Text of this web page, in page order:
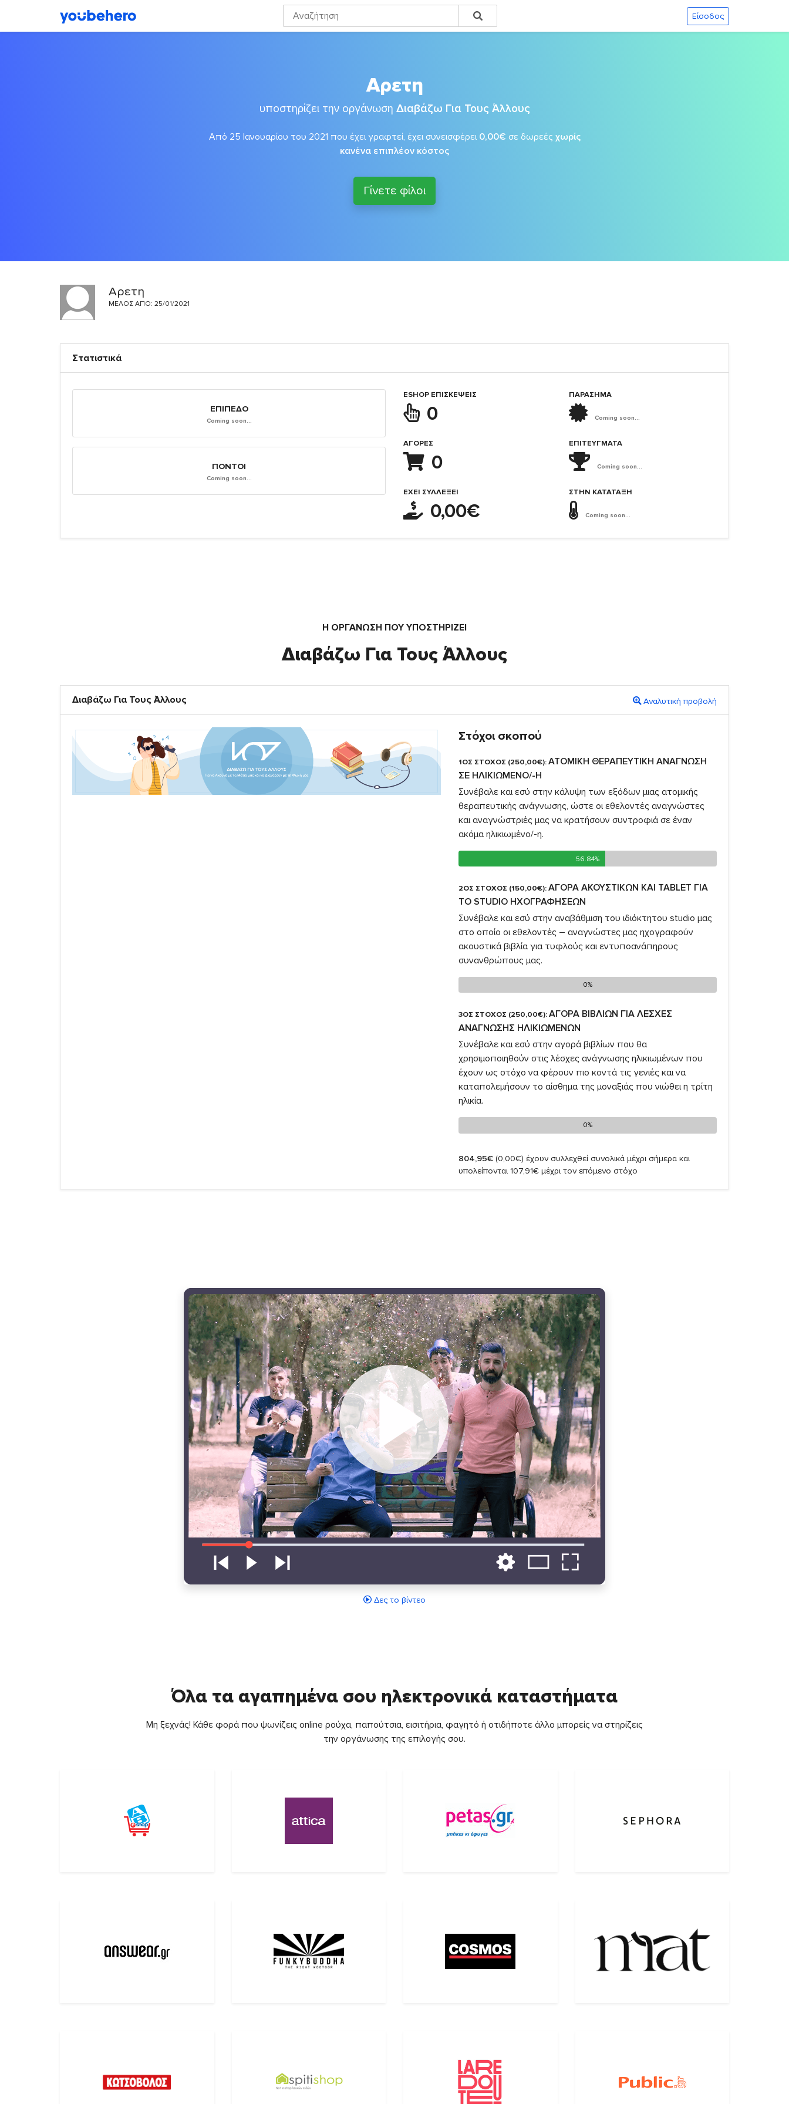
Είσοδος
Αρετη
υποστηρίζει την οργάνωση Διαβάζω Για Τους Άλλους
Από 25 Ιανουαρίου του 2021 που έχει γραφτεί, έχει συνεισφέρει 0,00€ σε δωρεές χωρίς
κανένα επιπλέον κόστος
Γίνετε φίλοι
Αρετη
ΜΈΛΟΣ ΑΠΌ: 25/01/2021
Στατιστικά
ΕΠΊΠΕΔΟ
Coming soon...
ΠΌΝΤΟΙ
Coming soon...
ESHOP ΕΠΙΣΚΈΨΕΙΣ
0
ΑΓΟΡΈΣ
0
ΈΧΕΙ ΣΥΛΛΈΞΕΙ
0,00€
ΠΑΡΑΣΗΜΑ
Coming soon...
ΕΠΙΤΕΎΓΜΑΤΑ
Coming soon...
ΣΤΗΝ ΚΑΤΆΤΑΞΗ
Coming soon...
Η ΟΡΓΆΝΩΣΗ ΠΟΥ ΥΠΟΣΤΗΡΙΖΕΙ
Διαβάζω Για Τους Άλλους
Διαβάζω Για Τους Άλλους Αναλυτική προβολή
Στόχοι σκοπού
1ΟΣ ΣΤΟΧΟΣ (250,00€):ΑΤΟΜΙΚΗ ΘΕΡΑΠΕΥΤΙΚΗ ΑΝΑΓΝΩΣΗ
ΣΕ ΗΛΙΚΙΩΜΕΝΟ/-Η
Συνέβαλε και εσύ στην κάλυψη των εξόδων μιας ατομικής
θεραπευτικής ανάγνωσης, ώστε οι εθελοντές αναγνώστες
και αναγνώστριές μας να κρατήσουν συντροφιά σε έναν
ακόμα ηλικιωμένο/-η.
56.84%
56.84%
2ΟΣ ΣΤΟΧΟΣ (150,00€):ΑΓΟΡΑ ΑΚΟΥΣΤΙΚΩΝ ΚΑΙ TABLET ΓΙΑ
TO STUDIO ΗΧΟΓΡΑΦΗΣΕΩΝ
Συνέβαλε και εσύ στην αναβάθμιση του ιδιόκτητου studio μας
στο οποίο οι εθελοντές – αναγνώστες μας ηχογραφούν
ακουστικά βιβλία για τυφλούς και εντυποανάπηρους
συνανθρώπους μας.
0%
0%
3ΟΣ ΣΤΟΧΟΣ (250,00€):ΑΓΟΡΑ ΒΙΒΛΙΩΝ ΓΙΑ ΛΕΣΧΕΣ
ΑΝΑΓΝΩΣΗΣ ΗΛΙΚΙΩΜΕΝΩΝ
Συνέβαλε και εσύ στην αγορά βιβλίων που θα
χρησιμοποιηθούν στις λέσχες ανάγνωσης ηλικιωμένων που
έχουν ως στόχο να φέρουν πιο κοντά τις γενιές και να
καταπολεμήσουν το αίσθημα της μοναξιάς που νιώθει η τρίτη
ηλικία.
0%
0%
804,95€ (0,00€) έχουν συλλεχθεί συνολικά μέχρι σήμερα και
υπολείπονται 107,91€ μέχρι τον επόμενο στόχο
Δες το βίντεο
Όλα τα αγαπημένα σου ηλεκτρονικά καταστήματα
Μη ξεχνάς! Κάθε φορά που ψωνίζεις online ρούχα, παπούτσια, εισιτήρια, φαγητό ή οτιδήποτε άλλο μπορείς να στηρίζεις
την οργάνωσης της επιλογής σου.